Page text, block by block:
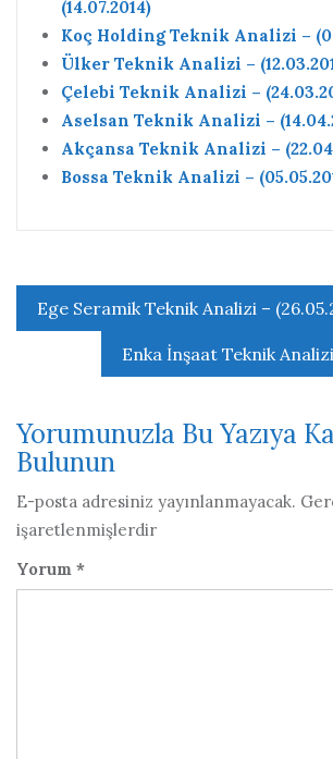
(14.07.2014)
Koç Holding Teknik Analizi –
Ülker Teknik Analizi –
Çelebi Teknik Analizi –
Aselsan Teknik Analizi –
Akçansa Teknik Analizi –
Bossa Teknik Analizi –
Yazı
gezinmesi
Ege Seramik Teknik Analizi –
Enka İnşaat Teknik
Yorumunuzla Bu Yazıya
Bulunun
E-posta adresiniz yayınlanmayacak.
işaretlenmişlerdir
Yorum *